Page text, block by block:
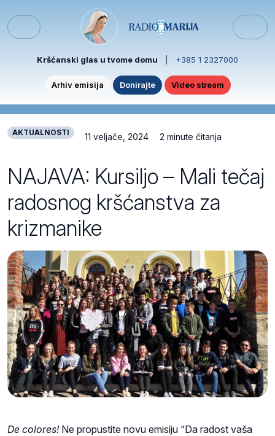
Menu
Kršćanski glas u tvome domu +385 1 2327000
Arhiv emisija Donirajte Video stream
AKTUALNOSTI 11 veljače, 2024 2 minute čitanja
NAJAVA: Kursiljo – Mali tečaj
radosnog kršćanstva za
krizmanike
De colores!Ne propustite novu emisiju “Da radost vaša